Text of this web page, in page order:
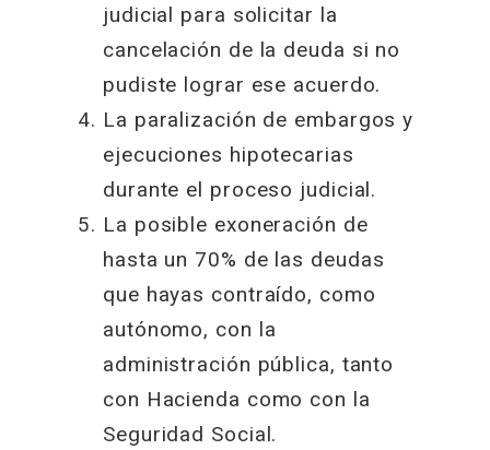
judicial para solicitar la
cancelación de la deuda si no
pudiste lograr ese acuerdo.
La paralización de embargos y
ejecuciones hipotecarias
durante el proceso judicial.
La posible exoneración de
hasta un 70% de las deudas
que hayas contraído, como
autónomo, con la
administración pública, tanto
con Hacienda como con la
Seguridad Social.